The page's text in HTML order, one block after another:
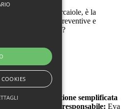
tentazioni forcaiole, è la
misure preventive e
di un paese civile?
online
Gestione semplificata
2012
Direttrice responsabile: Eva